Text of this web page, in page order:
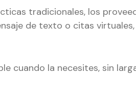
tradicionales, los
de texto o citas
cuando la necesites, sin